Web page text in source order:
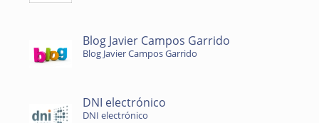
Blog Javier Campos Garrido
Blog Javier Campos Garrido
DNI electrónico
DNI electrónico